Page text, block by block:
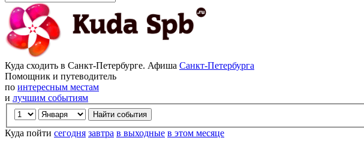
Куда сходить в Санкт-Петербурге. Афиша Санкт-Петербурга
Помощник и путеводитель
по интересным местам
и лучшим событиям
Куда пойти сегодня завтра в выходные в этом месяце